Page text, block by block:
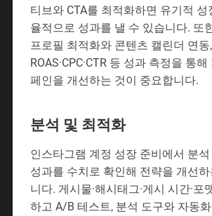
티브와 CTA를 최적화하면 유기적 성
율적으로 성과를 낼 수 있습니다. 또
프로필 최적화와 콘텐츠 캘린더 연동,
ROAS·CPC·CTR 등 성과 측정을 통
페인을 개선하는 것이 중요합니다.
분석 및 최적화
인스타그램 계정 성장 준비에서 분
성과를 수치로 확인해 전략을 개선
니다. 게시물·해시태그·게시 시간·포
하고 A/B 테스트, 분석 도구와 자동